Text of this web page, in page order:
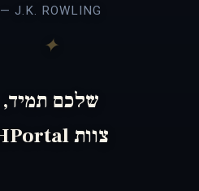
— J.K. ROWLING
שלכם תמיד,
צוות HPortal